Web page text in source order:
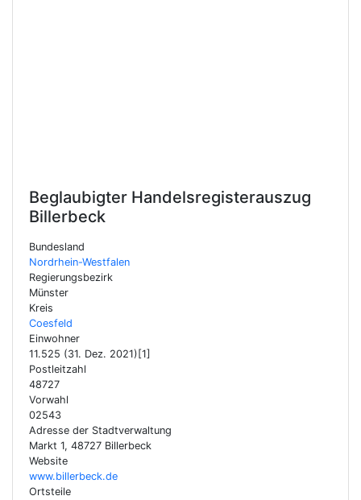
Beglaubigter Handelsregisterauszug
Billerbeck
Bundesland
Nordrhein-Westfalen
Regierungsbezirk
Münster
Kreis
Coesfeld
Einwohner
11.525 (31. Dez. 2021)[1]
Postleitzahl
48727
Vorwahl
02543
Adresse der Stadtverwaltung
Markt 1, 48727 Billerbeck
Website
www.billerbeck.de
Ortsteile